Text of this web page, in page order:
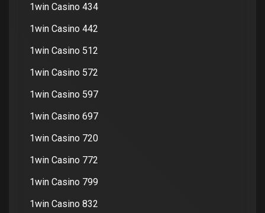
1win Casino 434
1win Casino 442
1win Casino 512
1win Casino 572
1win Casino 597
1win Casino 697
1win Casino 720
1win Casino 772
1win Casino 799
1win Casino 832